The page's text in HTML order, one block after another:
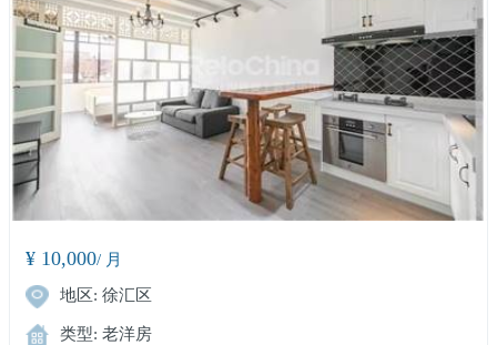
¥ 10,000/ 月
地区: 徐汇区
类型: 老洋房